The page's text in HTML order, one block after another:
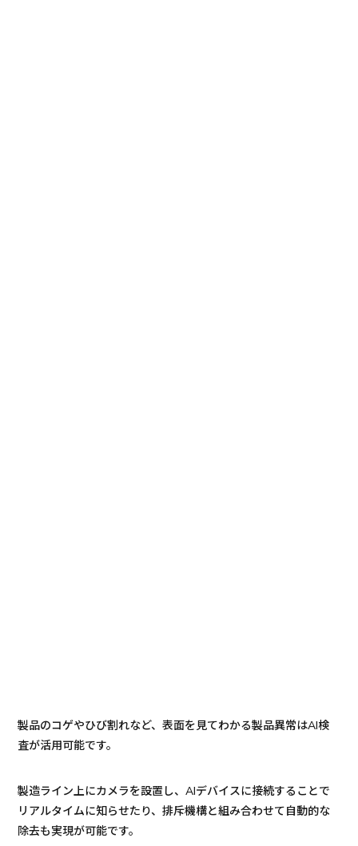
製品のコゲやひび割れなど、表面を見てわかる製品異常はAI検
査が活用可能です。
製造ライン上にカメラを設置し、AIデバイスに接続することで
リアルタイムに知らせたり、排斥機構と組み合わせて自動的な
除去も実現が可能です。